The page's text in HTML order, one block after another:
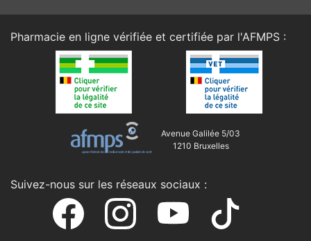
Pharmacie en ligne vérifiée et certifiée par l'AFMPS :
Avenue Galilée 5/03
1210 Bruxelles
Suivez-nous sur les réseaux sociaux :